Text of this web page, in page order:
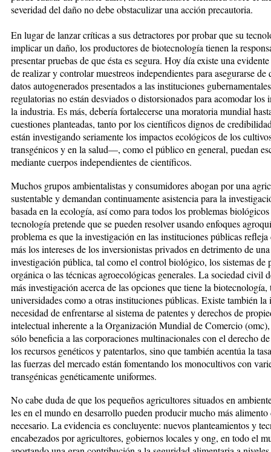
se­­ve­ridad del daño no debe obstaculizar una acción precautoria.
En lugar de lan­zar críticas a sus de­­tractores por probar que su
implicar un daño, los pro­­duc­tores de biotecnología tienen la
presentar pruebas de que ésta es segura. Hoy día existe una
de realizar y controlar muestreos independientes para asegurarse de
datos autogene­rados presentados a las instituciones gubernamentales
regulatorias no están desviados o distor­sio­nados para aco­mo­dar los
la industria. Es más, debería forta­le­cer­se una moratoria mundial
cuestio­nes planteadas, tanto por los científicos dignos de
están investigando seria­men­te los impactos ecológicos de los
transgénicos y en la salud—, como el público en ge­neral, puedan
mediante cuer­pos indepen­dien­tes de científicos.
Muchos grupos ambientalistas y con­sumidores abogan por una
sustentable y demandan con­­ti­nua­men­te asistencia para la
basada en la eco­lo­gía, así como para todos los problemas
tecnología pretende que se pue­den resolver usando enfoques
problema es que la in­vestigación en las instituciones públicas re­fle­ja
más los intereses de los inversionistas privados en de­trimento de
investigación pública, tal co­mo el control bio­ló­­gico, los sistemas de
or­gá­nica o las técnicas agroecológicas generales. La sociedad civil
más in­vestigación acerca de las op­cio­nes que tiene la biotecnología,
universidades como a otras instituciones públicas. Existe tam­bién la
necesidad de en­fren­tarse al sistema de patentes y derechos de
intelectual inherente a la Orga­nización Mundial de Comercio
sólo beneficia a las corpo­ra­ciones multinacionales con el dere­cho
los recursos genéticos y patentarlos, sino que también acentúa la
las fuerzas del mer­cado están fomentando los mo­no­cul­ti­vos con
transgénicas genética­men­te uniformes.
No cabe duda de que los pequeños agricultores situados en
les en el mundo en desarrollo pueden producir mucho más alimento
necesario. La evidencia es concluyente: nuevos planteamientos y
encabezados por agricultores, gobiernos locales y ong, en todo el